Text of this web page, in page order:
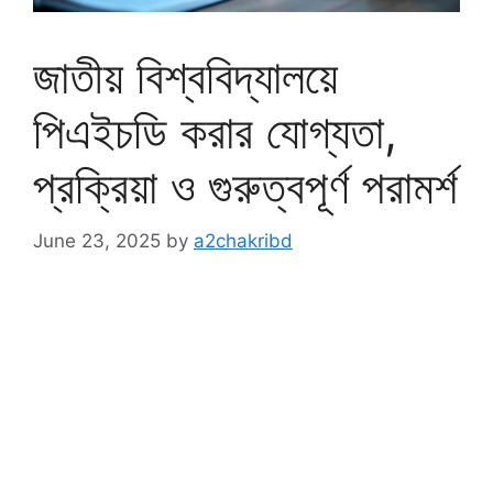
জাতীয় বিশ্ববিদ্যালয়ে
পিএইচডি করার যোগ্যতা,
প্রক্রিয়া ও গুরুত্বপূর্ণ পরামর্শ
June 23, 2025 by a2chakribd